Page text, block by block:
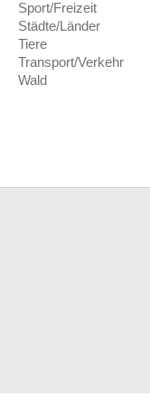
Sport/Freizeit
Städte/Länder
Tiere
Transport/Verkehr
Wald